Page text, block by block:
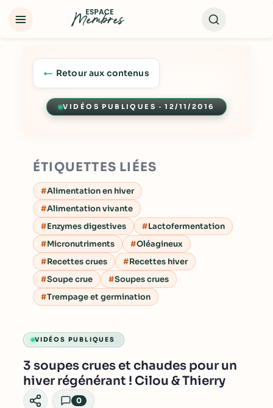
Retour aux contenus
VIDÉOS PUBLIQUES · 12/11/2016
Lecture
VIDÉOS PUBLIQUES
3 soupes crues et chaudes pour un
hiver régénérant ! Cilou & Thierry
0
ÉTIQUETTES LIÉES
Alimentation en hiver
Alimentation vivante
Enzymes digestives
Lactofermentation
Micronutriments
Oléagineux
Recettes crues
Recettes hiver
Soupe crue
Soupes crues
Trempage et germination